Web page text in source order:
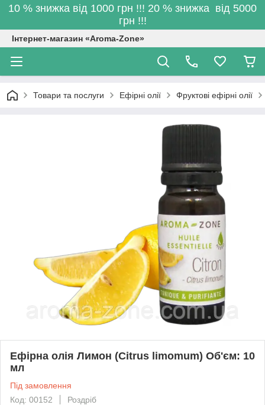
10 % знижка від 1000 грн !!! 20 % знижка від 5000
грн !!!
Інтернет-магазин «Aroma-Zone»
Товари та послуги Ефірні олії Фруктові ефірні олії
Ефірна олія Лимон (Citrus limomum) Об'єм: 10
мл
Під замовлення
Код: 00152
Роздріб